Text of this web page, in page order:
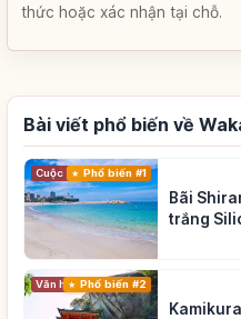
thức hoặc xác nhận tại chỗ.
Bài viết phổ biến về
Cuộc sốngPhổ biến #1
Bãi
trắng
Văn hóa truyền thống
Phổ biến #2